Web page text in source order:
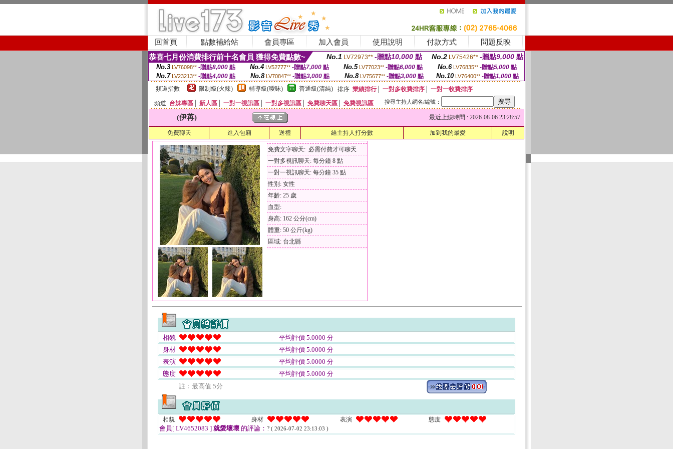
回首頁 點數補給站 會員專區 加入會員 使用說明 付款方式 問題反映
恭喜七月份消費排行前十名會員 獲得免費點數~ No.1 LV72973** -贈點10,000 點 No.2 LV75426** -贈點9,000 點
No.3 LV76098** -贈點8,000點 No.4 LV52777** -贈點7,000點 No.5 LV77023** -贈點6,000點 No.6 LV76835** -贈點5,000點
No.7 LV23213** -贈點4,000 點 No.8 LV70847** -贈點3,000 點 No.8 LV75677** -贈點3,000點 No.10 LV76400** -贈點1,000 點
頻道指數
限制級(火辣) 輔導級(曖昧) 普通級(清純) 排序 業績排行│ 一對多收費排序
一對一收費排序
頻道 台妹專區 新人區 一對一視訊區 一對多視訊區 免費聊天區 免費視訊區 搜尋主持人網名/編號：
(伊苒) 最近上線時間 : 2026-08-06 23:28:57
免費聊天 進入包廂 送禮 給主持人打分數 加到我的最愛 說明
免費文字聊天: 必需付費才可聊天
一對多視訊聊天: 每分鐘 8 點
一對一視訊聊天: 每分鐘 35 點
性別: 女性
年齡: 25 歲
血型:
身高: 162 公分(cm)
體重: 50 公斤(kg)
區域: 台北縣
相貌
平均評價 5.0000 分
身材
平均評價 5.0000 分
表演
平均評價 5.0000 分
態度
平均評價 5.0000 分
註﹕最高值 5分
相貌 身材 表演 態度
會員[ LV4652083 ] 就愛壞壞 的評論： ? ( 2026-07-02 23:13:03 )